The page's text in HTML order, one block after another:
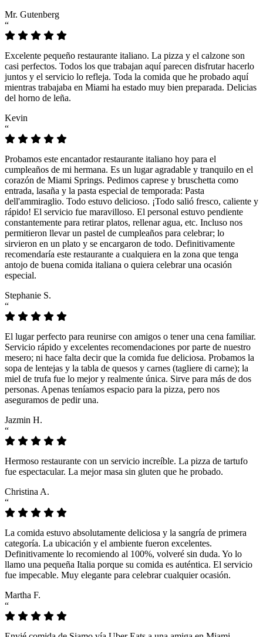
Mr. Gutenberg
“
Excelente pequeño restaurante italiano. La pizza y el calzone son
casi perfectos. Todos los que trabajan aquí parecen disfrutar hacerlo
juntos y el servicio lo refleja. Toda la comida que he probado aquí
mientras trabajaba en Miami ha estado muy bien preparada. Delicias
del horno de leña.
Kevin
“
Probamos este encantador restaurante italiano hoy para el
cumpleaños de mi hermana. Es un lugar agradable y tranquilo en el
corazón de Miami Springs. Pedimos caprese y bruschetta como
entrada, lasaña y la pasta especial de temporada: Pasta
dell'ammiraglio. Todo estuvo delicioso. ¡Todo salió fresco, caliente y
rápido! El servicio fue maravilloso. El personal estuvo pendiente
constantemente para retirar platos, rellenar agua, etc. Incluso nos
permitieron llevar un pastel de cumpleaños para celebrar; lo
sirvieron en un plato y se encargaron de todo. Definitivamente
recomendaría este restaurante a cualquiera en la zona que tenga
antojo de buena comida italiana o quiera celebrar una ocasión
especial.
Stephanie S.
“
El lugar perfecto para reunirse con amigos o tener una cena familiar.
Servicio rápido y excelentes recomendaciones por parte de nuestro
mesero; ni hace falta decir que la comida fue deliciosa. Probamos la
sopa de lentejas y la tabla de quesos y carnes (tagliere di carne); la
miel de trufa fue lo mejor y realmente única. Sirve para más de dos
personas. Apenas teníamos espacio para la pizza, pero nos
aseguramos de pedir una.
Jazmin H.
“
Hermoso restaurante con un servicio increíble. La pizza de tartufo
fue espectacular. La mejor masa sin gluten que he probado.
Christina A.
“
La comida estuvo absolutamente deliciosa y la sangría de primera
categoría. La ubicación y el ambiente fueron excelentes.
Definitivamente lo recomiendo al 100%, volveré sin duda. Yo lo
llamo una pequeña Italia porque su comida es auténtica. El servicio
fue impecable. Muy elegante para celebrar cualquier ocasión.
Martha F.
“